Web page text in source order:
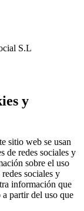
S.L
y
sitio web se usan
de redes sociales y
sobre el uso
sociales y
información que
partir del uso que